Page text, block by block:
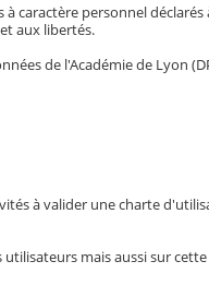
personnel
aux libertés.
de l'Académie de Lyon
à valider une charte
mais aussi sur cette